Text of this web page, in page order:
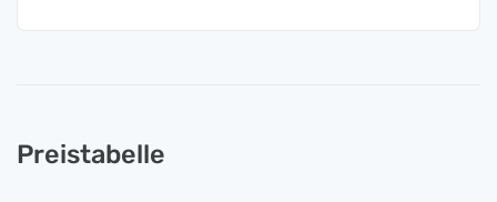
Preistabelle